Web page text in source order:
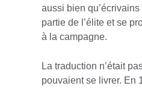
aussi bien
partie de l’élite et se
à la campagne.
La traduction n’était
pouvaient se livrer. En